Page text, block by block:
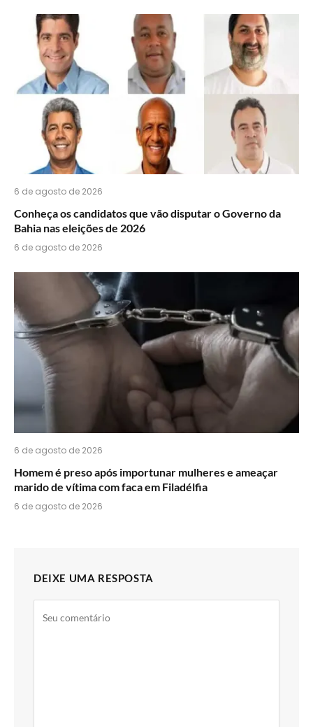
6 de agosto de 2026
Conheça os candidatos que vão disputar o Governo da
Bahia nas eleições de 2026
6 de agosto de 2026
6 de agosto de 2026
Homem é preso após importunar mulheres e ameaçar
marido de vítima com faca em Filadélfia
6 de agosto de 2026
DEIXE UMA RESPOSTA